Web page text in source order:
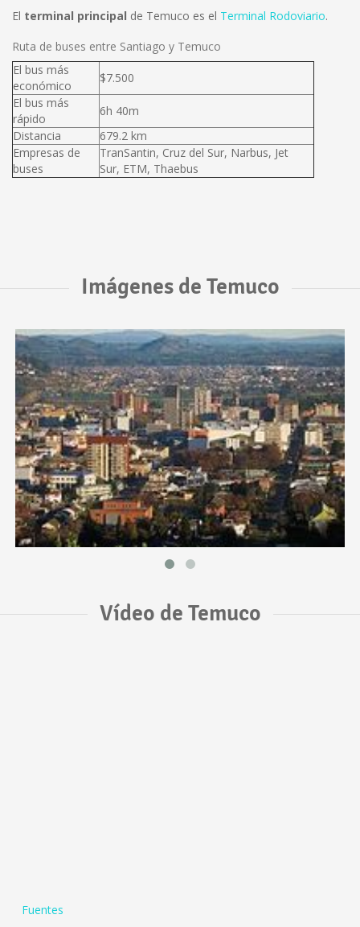
El terminal principal de Temuco es el Terminal Rodoviario.
Ruta de buses entre Santiago y Temuco
El bus más
económico
$7.500
El bus más
rápido
6h 40m
Distancia
679.2 km
Empresas de
buses
TranSantin, Cruz del Sur, Narbus, Jet
Sur, ETM, Thaebus
Imágenes de Temuco
Vídeo de Temuco
Fuentes